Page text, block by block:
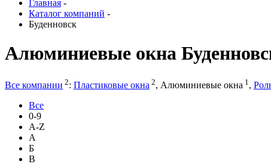
Главная -
Каталог компаний -
Буденновск
Алюминиевые окна
Все компании 2: Пластиковые окна 2, Алюминиевые окна 1 ,
Все
0-9
A-Z
А
Б
В